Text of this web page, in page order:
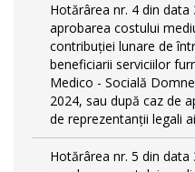
Hotărârea nr. 4 din data
aprobarea costului
contribuției lunare de
beneficiarii serviciilor
Medico - Socială
2024, sau după caz de
de reprezentanții legali
Hotărârea nr. 5 din data